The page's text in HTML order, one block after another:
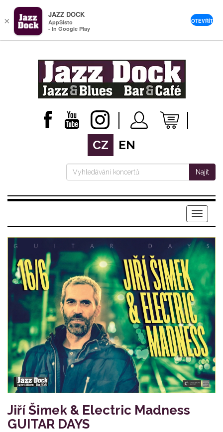
CZ EN
Najít
Menu
Jiří Šimek & Electric Madness
GUITAR DAYS
×
JAZZ DOCK
AppSisto
- In Google Play
OTEVŘÍT